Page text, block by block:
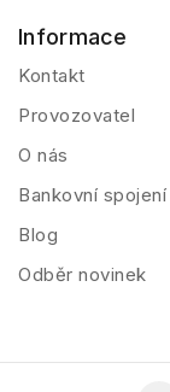
Informace
Kontakt
Provozovatel
O nás
Bankovní spojení
Blog
Odběr novinek